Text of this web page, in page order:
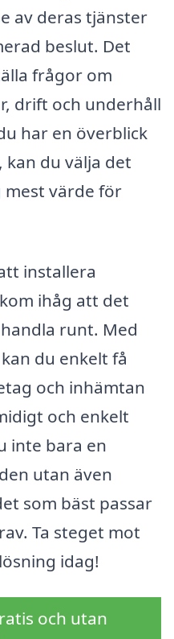
av deras tjänster
beslut. Det
frågor om
drift och underhåll
har en överblick
kan du välja det
värde för
installera
ihåg att det
runt. Med
du enkelt få
och inhämtan
och enkelt
inte bara en
utan även
som bäst passar
Ta steget mot
idag!
och utan